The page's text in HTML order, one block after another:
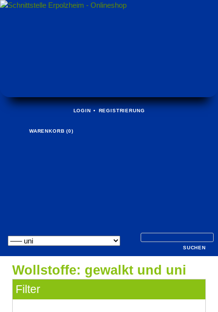
NAVIGATION
LOGIN REGISTRIERUNG
WARENKORB (0)
Navigation
überspringen
Wollstoffe: gewalkt und uni
Filter